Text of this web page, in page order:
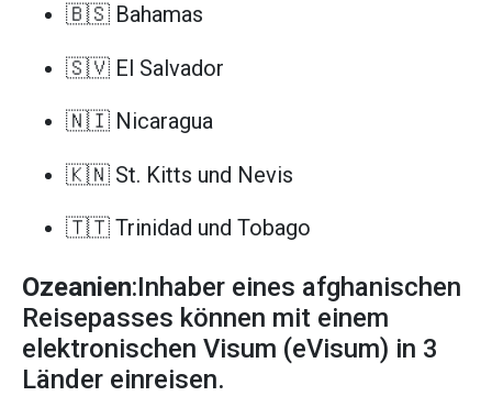
🇧🇸 Bahamas
🇸🇻 El Salvador
🇳🇮 Nicaragua
🇰🇳 St. Kitts und Nevis
🇹🇹 Trinidad und Tobago
Ozeanien:Inhaber eines afghanischen
Reisepasses können mit einem
elektronischen Visum (eVisum) in 3
Länder einreisen.